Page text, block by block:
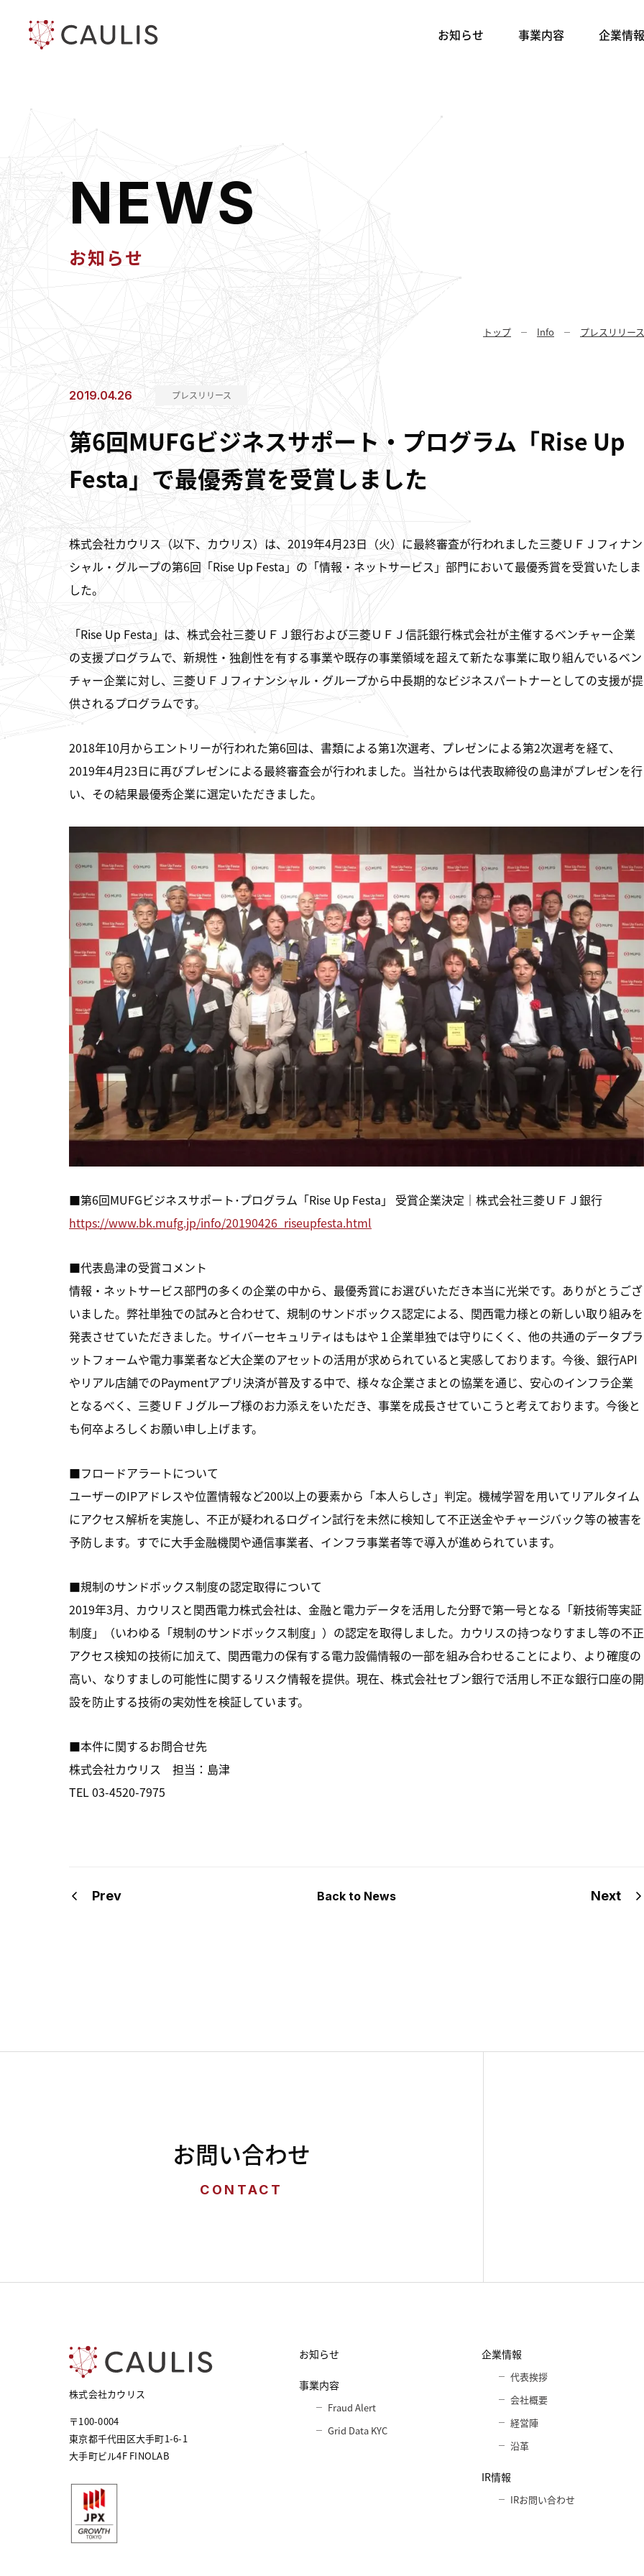
お知らせ 事業内容 企業情報
NEWS
お知らせ
トップ Info プレスリリース
2019.04.26 プレスリリース
第6回MUFGビジネスサポート・プログラム「Rise Up
Festa」で最優秀賞を受賞しました
株式会社カウリス（以下、カウリス）は、2019年4月23日（火）に最終審査が行われました三菱ＵＦＪフィナン
シャル・グループの第6回「Rise Up Festa」の「情報・ネットサービス」部門において最優秀賞を受賞いたしま
した。
「Rise Up Festa」は、株式会社三菱ＵＦＪ銀行および三菱ＵＦＪ信託銀行株式会社が主催するベンチャー企業
の支援プログラムで、新規性・独創性を有する事業や既存の事業領域を超えて新たな事業に取り組んでいるベン
チャー企業に対し、三菱ＵＦＪフィナンシャル・グループから中長期的なビジネスパートナーとしての支援が提
供されるプログラムです。
2018年10月からエントリーが行われた第6回は、書類による第1次選考、プレゼンによる第2次選考を経て、
2019年4月23日に再びプレゼンによる最終審査会が行われました。当社からは代表取締役の島津がプレゼンを行
い、その結果最優秀企業に選定いただきました。
■第6回MUFGビジネスサポート･プログラム「Rise Up Festa」 受賞企業決定｜株式会社三菱ＵＦＪ銀行
https://www.bk.mufg.jp/info/20190426_riseupfesta.html
■代表島津の受賞コメント
情報・ネットサービス部門の多くの企業の中から、最優秀賞にお選びいただき本当に光栄です。ありがとうござ
いました。弊社単独での試みと合わせて、規制のサンドボックス認定による、関西電力様との新しい取り組みを
発表させていただきました。サイバーセキュリティはもはや１企業単独では守りにくく、他の共通のデータプラ
ットフォームや電力事業者など大企業のアセットの活用が求められていると実感しております。今後、銀行API
やリアル店舗でのPaymentアプリ決済が普及する中で、様々な企業さまとの協業を通じ、安心のインフラ企業
となるべく、三菱ＵＦＪグループ様のお力添えをいただき、事業を成長させていこうと考えております。今後と
も何卒よろしくお願い申し上げます。
■フロードアラートについて
ユーザーのIPアドレスや位置情報など200以上の要素から「本人らしさ」判定。機械学習を用いてリアルタイム
にアクセス解析を実施し、不正が疑われるログイン試行を未然に検知して不正送金やチャージバック等の被害を
予防します。すでに大手金融機関や通信事業者、インフラ事業者等で導入が進められています。
■規制のサンドボックス制度の認定取得について
2019年3月、カウリスと関西電力株式会社は、金融と電力データを活用した分野で第一号となる「新技術等実証
制度」（いわゆる「規制のサンドボックス制度」）の認定を取得しました。カウリスの持つなりすまし等の不正
アクセス検知の技術に加えて、関西電力の保有する電力設備情報の一部を組み合わせることにより、より確度の
高い、なりすましの可能性に関するリスク情報を提供。現在、株式会社セブン銀行で活用し不正な銀行口座の開
設を防止する技術の実効性を検証しています。
■本件に関するお問合せ先
株式会社カウリス 担当：島津
TEL 03-4520-7975
Prev Back to News Next
お問い合わせ
CONTACT
株式会社カウリス
〒100-0004
東京都千代田区大手町1-6-1
大手町ビル4F FINOLAB
お知らせ
事業内容
Fraud Alert
Grid Data KYC
企業情報
代表挨拶
会社概要
経営陣
沿革
IR情報
IRお問い合わせ